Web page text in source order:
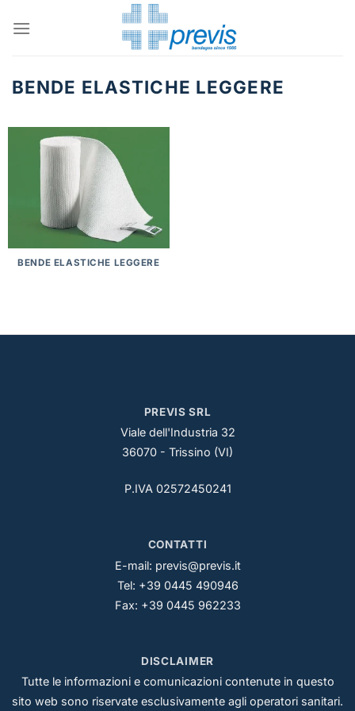
BENDE ELASTICHE LEGGERE
BENDE ELASTICHE LEGGERE
PREVIS SRL
Viale dell'Industria 32
36070 - Trissino (VI)
P.IVA 02572450241
CONTATTI
E-mail: previs@previs.it
Tel: +39 0445 490946
Fax: +39 0445 962233
DISCLAIMER
Tutte le informazioni e comunicazioni contenute in questo
sito web sono riservate esclusivamente agli operatori sanitari.